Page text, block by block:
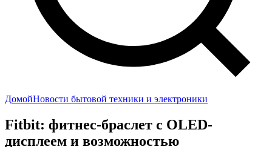
ДомойНовости бытовой техники и электроники
Fitbit: фитнес-браслет с OLED-
дисплеем и возможностью